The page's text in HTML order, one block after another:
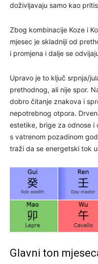
doživljavaju samo kao
Zbog kombinacije Koze i
mjesec je skladniji od
i promjena i dalje se
Upravo je to ključ srpnja/
prethodnog, ali nije spor.
dobro čitanje znakova i
nepotrebnog otpora.
estetike, brige za odnose i
s vatrenom pozadinom
traži da se energetski tok
Glavni ton